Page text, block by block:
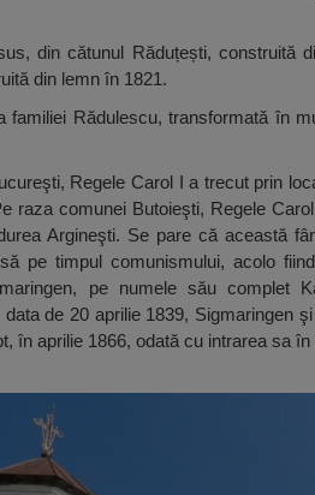
din cătunul Răduțești, construită
din lemn în 1821.
Rădulescu, transformată în
Regele Carol I a trecut prin
raza comunei Butoieşti, Regele
Argineşti. Se pare că această
pe timpul comunismului, acolo
pe numele său complet
de 20 aprilie 1839, Sigmaringen
în aprilie 1866, odată cu intrarea sa în